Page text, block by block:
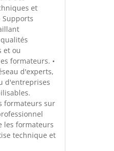
et
Supports
et ou
formateurs. •
d'experts,
d'entreprises
formateurs sur
les formateurs
technique et